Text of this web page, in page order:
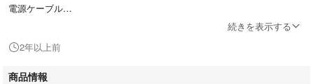
電源ケーブル
だけなので、ほぼ新品です。
本体スタンド
続きを表示する
2年以上前
商品情報